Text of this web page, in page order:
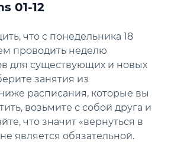
01-12
что с понедельника 18
проводить неделю
для существующих и новых
занятия из
расписания, которые вы
возьмите с собой друга и
что значит «вернуться в
является обязательной.